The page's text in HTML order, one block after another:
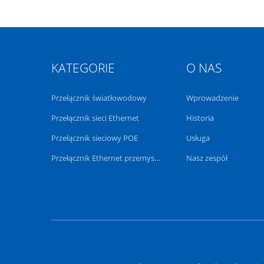
KATEGORIE
Przełącznik światłowodowy
Przełącznik sieci Ethernet
Przełącznik sieciowy POE
Przełącznik Ethernet przemysłowy
O NAS
Wprowadzenie
Historia
Usługa
Nasz zespół